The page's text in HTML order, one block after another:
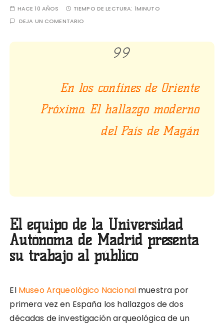
HACE 10 AÑOS TIEMPO DE LECTURA: 1MINUTO
DEJA UN COMENTARIO
En los confines de Oriente
Próximo. El hallazgo moderno
del País de Magán
El equipo de la Universidad
Autónoma de Madrid presenta
su trabajo al público
El Museo Arqueológico Nacional muestra por
primera vez en España los hallazgos de dos
décadas de investigación arqueológica de un